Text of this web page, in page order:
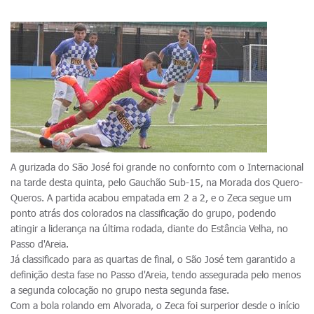
A gurizada do São José foi grande no confornto com o Internacional
na tarde desta quinta, pelo Gauchão Sub-15, na Morada dos Quero-
Queros. A partida acabou empatada em 2 a 2, e o Zeca segue um
ponto atrás dos colorados na classificação do grupo, podendo
atingir a liderança na última rodada, diante do Estância Velha, no
Passo d'Areia.
Já classificado para as quartas de final, o São José tem garantido a
definição desta fase no Passo d'Areia, tendo assegurada pelo menos
a segunda colocação no grupo nesta segunda fase.
Com a bola rolando em Alvorada, o Zeca foi surperior desde o início